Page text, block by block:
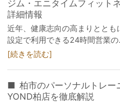
ジム・エニタイムフィット
詳細情報
近年、健康志向の高まりととも
設定で利用できる24時間営業の
続きを読む
柏市のパーソナルトレー
YOND柏店を徹底解説